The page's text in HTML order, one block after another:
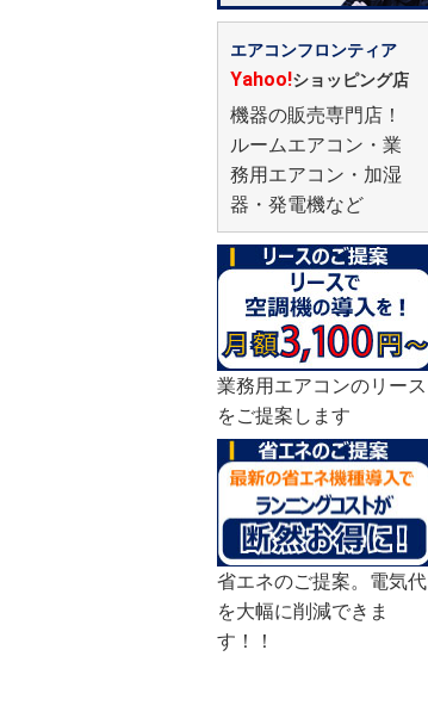
エアコンフロンティア
Yahoo!ショッピング店
機器の販売専門店！
ルームエアコン・業
務用エアコン・加湿
器・発電機など
業務用エアコンのリース
をご提案します
省エネのご提案。電気代
を大幅に削減できま
す！！